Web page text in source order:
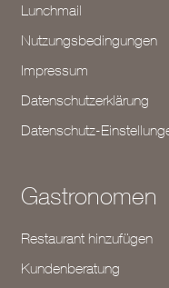
Lunchmail
Nutzungsbedingungen
Impressum
Datenschutzerklärung
Datenschutz-
Gastronomen
Restaurant hinzufügen
Kundenberatung